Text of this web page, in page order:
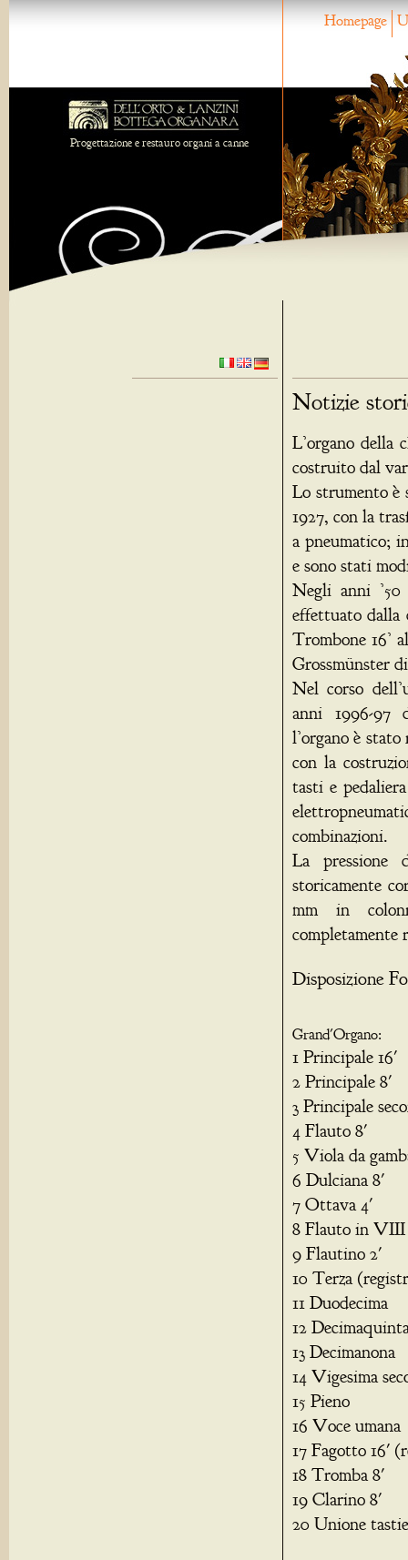
Homepage
Progettazione e restauro organi a canne
Notizie
L’organo della
costruito dal
Lo strumento
1927, con la
a pneumatico;
e sono stati
Negli anni
effettuato
Trombone 16’
Grossmünster
Nel corso
anni 1996-97
l’organo è
con la
tasti e
combinazioni.
La pressione
storicamente
mm in
completamente
Disposizione
Grand'Organo:
1 Principale 16'
2 Principale 8'
3 Principale
4 Flauto 8'
5 Viola da
6 Dulciana 8'
7 Ottava 4'
8 Flauto in
9 Flautino 2'
10 Terza
11 Duodecima
12
13 Decimanona
14 Vigesima
15 Pieno
16 Voce umana
17 Fagotto 16'
18 Tromba 8'
19 Clarino 8'
20 Unione